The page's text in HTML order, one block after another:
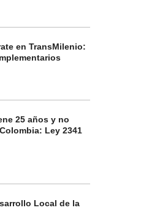
en TransMilenio:
25 años y no
Ley 2341
Local de la